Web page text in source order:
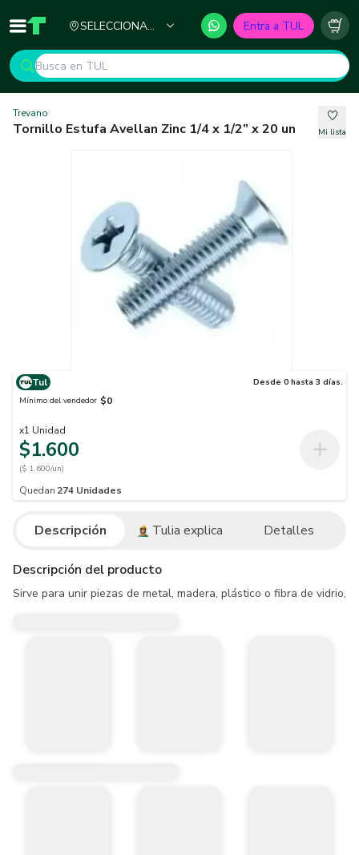
Inicio TUL - Tu Marketplace de Construcción
SELECCIONA
Entra a TUL
Trevano
Tornillo Estufa Avellan Zinc 1/4 x 1/2” x 20 un Mi lista
Tul
Desde 0 hasta 3 días.
Mínimo del vendedor $0
x1 Unidad
$1.600
($ 1.600/un)
Quedan 274 Unidades
Descripción Tulia explica Detalles
Descripción del producto
Sirve para unir piezas de metal, madera, plástico o fibra de